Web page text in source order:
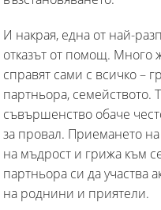
И накрая, една от най-
отказът от помощ. Много
справят сами с всичко –
партньора, семейството.
съвършенство обаче
за провал. Приемането
на мъдрост и грижа към
партньора си да участва
на роднини и приятели.